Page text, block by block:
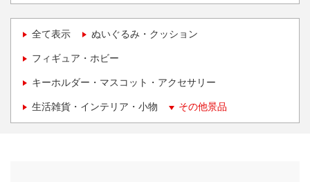
全て表示 ぬいぐるみ・クッション
フィギュア・ホビー
キーホルダー・マスコット・アクセサリー
生活雑貨・インテリア・小物 その他景品